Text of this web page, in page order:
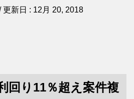
更新日 : 12月 20, 2018
回り11％超え案件複